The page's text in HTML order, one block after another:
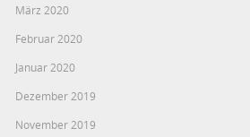
März 2020
Februar 2020
Januar 2020
Dezember 2019
November 2019